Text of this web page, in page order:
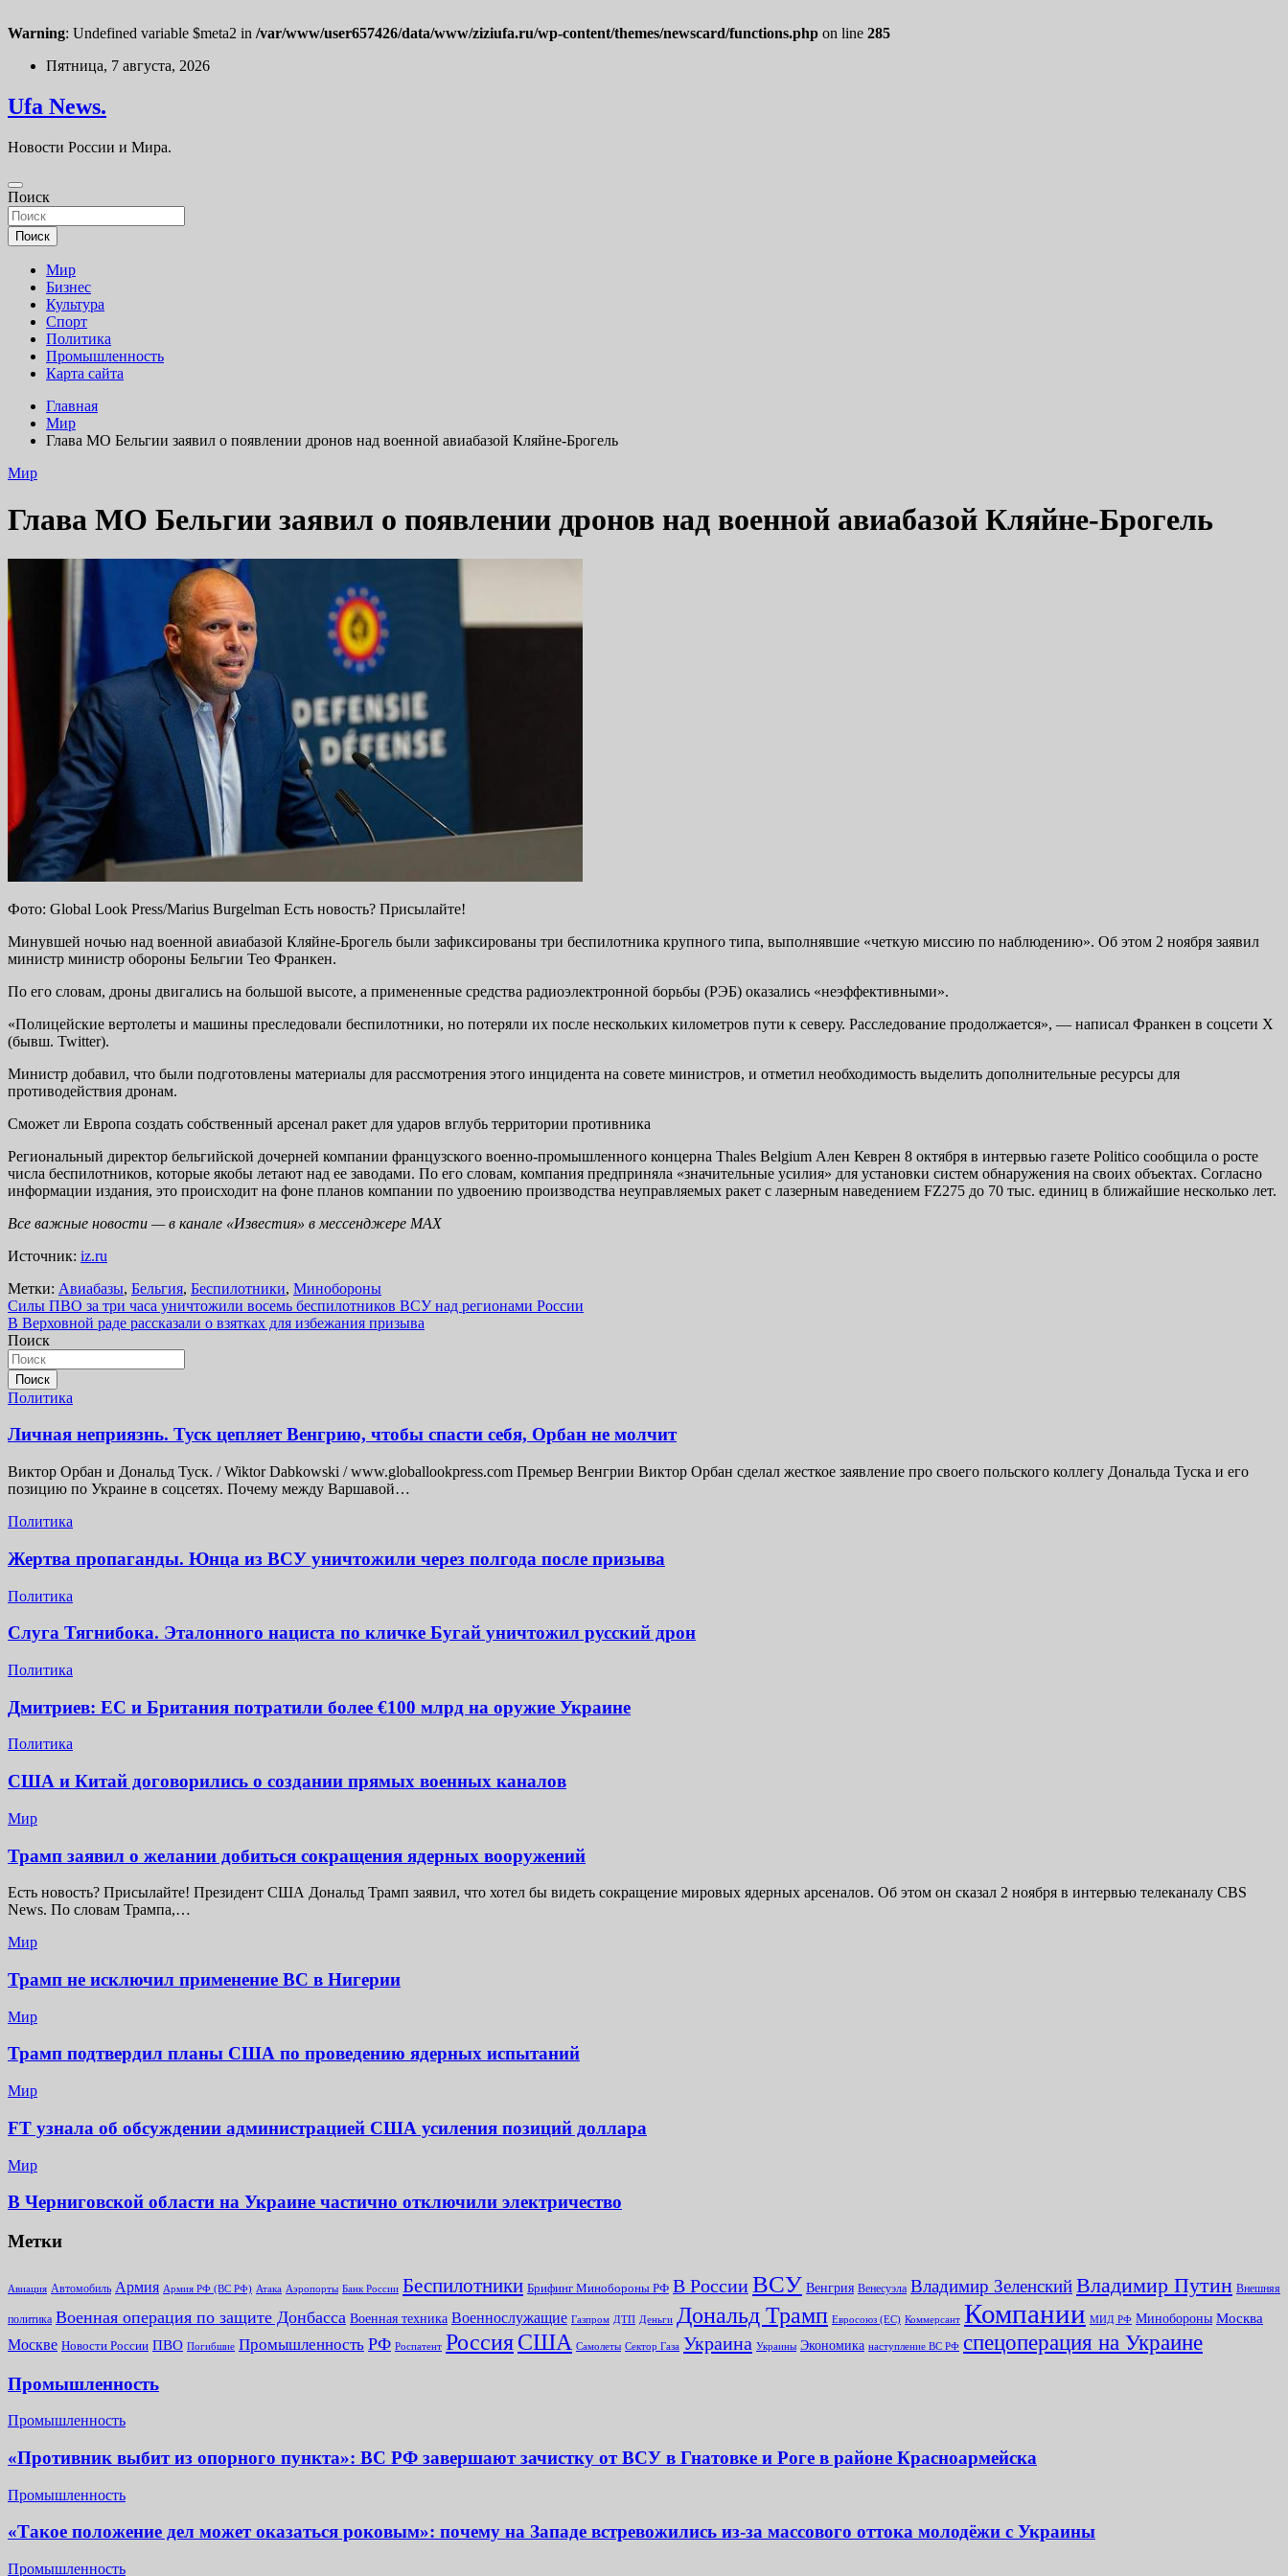
Warning: Undefined variable $meta2 in /var/www/user657426/data/www/ziziufa.ru/wp-content/themes/newscard/functions.php on line 285
Перейти
содержимому
Пятница, 7 августа, 2026
Ufa News.
Новости России и Мира.
Поиск
Поиск
Мир
Бизнес
Культура
Спорт
Политика
Промышленность
Карта сайта
Главная
Мир
Глава МО Бельгии заявил о появлении дронов над военной авиабазой Кляйне-Брогель
Мир
Глава МО Бельгии заявил о появлении дронов над военной авиабазой Кляйне-Брогель
Фото: Global Look Press/Marius Burgelman Есть новость? Присылайте!
Минувшей ночью над военной авиабазой Кляйне-Брогель были зафиксированы три беспилотника крупного типа, выполнявшие «четкую миссию по наблюдению». Об этом 2 ноября заявил
министр министр обороны Бельгии Тео Франкен.
По его словам, дроны двигались на большой высоте, а примененные средства радиоэлектронной борьбы (РЭБ) оказались «неэффективными».
«Полицейские вертолеты и машины преследовали беспилотники, но потеряли их после нескольких километров пути к северу. Расследование продолжается», — написал Франкен в соцсети X
(бывш. Twitter).
Министр добавил, что были подготовлены материалы для рассмотрения этого инцидента на совете министров, и отметил необходимость выделить дополнительные ресурсы для
противодействия дронам.
Сможет ли Европа создать собственный арсенал ракет для ударов вглубь территории противника
Региональный директор бельгийской дочерней компании французского военно-промышленного концерна Thales Belgium Ален Кеврен 8 октября в интервью газете Politico сообщила о росте
числа беспилотников, которые якобы летают над ее заводами. По его словам, компания предприняла «значительные усилия» для установки систем обнаружения на своих объектах. Согласно
информации издания, это происходит на фоне планов компании по удвоению производства неуправляемых ракет с лазерным наведением FZ275 до 70 тыс. единиц в ближайшие несколько лет.
Все важные новости — в канале «Известия» в мессенджере МАХ
Источник: iz.ru
Метки: Авиабазы, Бельгия, Беспилотники, Минобороны
Навигация
по
записям
Силы ПВО за три часа уничтожили восемь беспилотников ВСУ над регионами России
В Верховной раде рассказали о взятках для избежания призыва
Поиск
Поиск
Политика
Личная неприязнь. Туск цепляет Венгрию, чтобы спасти себя, Орбан не молчит
Виктор Орбан и Дональд Туск. / Wiktor Dabkowski / www.globallookpress.com Премьер Венгрии Виктор Орбан сделал жесткое заявление про своего польского коллегу Дональда Туска и его
позицию по Украине в соцсетях. Почему между Варшавой…
Политика
Жертва пропаганды. Юнца из ВСУ уничтожили через полгода после призыва
Политика
Слуга Тягнибока. Эталонного нациста по кличке Бугай уничтожил русский дрон
Политика
Дмитриев: ЕС и Британия потратили более €100 млрд на оружие Украине
Политика
США и Китай договорились о создании прямых военных каналов
Мир
Трамп заявил о желании добиться сокращения ядерных вооружений
Есть новость? Присылайте! Президент США Дональд Трамп заявил, что хотел бы видеть сокращение мировых ядерных арсеналов. Об этом он сказал 2 ноября в интервью телеканалу CBS
News. По словам Трампа,…
Мир
Трамп не исключил применение ВС в Нигерии
Мир
Трамп подтвердил планы США по проведению ядерных испытаний
Мир
FT узнала об обсуждении администрацией США усиления позиций доллара
Мир
В Черниговской области на Украине частично отключили электричество
Метки
Авиация Автомобиль Армия Армия РФ (ВС РФ) Атака Аэропорты Банк России Беспилотники Брифинг Минобороны РФ В России ВСУ Венгрия Венесуэла Владимир ЗеленскийВладимир Путин Внешняя
политика Военная операция по защите Донбасса Военная техника Военнослужащие Газпром ДТП Деньги Дональд Трамп Евросоюз (ЕС) Коммерсант Компании МИД РФ Минобороны Москва
Москве Новости России ПВО Погибшие Промышленность РФ Роспатент РоссияСША Самолеты Сектор Газа Украина Украины Экономика наступление ВС РФ спецоперация на Украине
Промышленность
Промышленность
«Противник выбит из опорного пункта»: ВС РФ завершают зачистку от ВСУ в Гнатовке и Роге в районе Красноармейска
Промышленность
«Такое положение дел может оказаться роковым»: почему на Западе встревожились из-за массового оттока молодёжи с Украины
Промышленность